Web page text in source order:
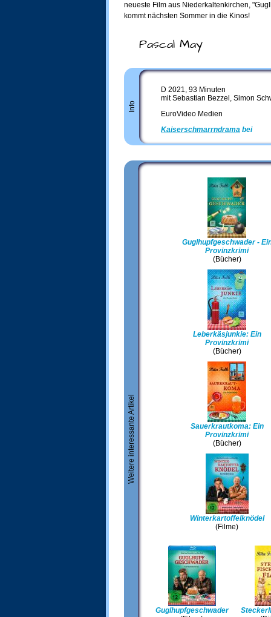
neueste Film aus Niederkaltenkirchen,
kommt nächsten Sommer in die Kinos!
Pascal May
Info
D 2021, 93 Minuten
mit Sebastian Bezzel, Simon
EuroVideo Medien
Kaiserschmarrndrama bei
Weitere interessante Artikel
Guglhupfgeschwader -
Provinzkrimi
(Bücher)
Leberkäsjunkie: Ein
Provinzkrimi
(Bücher)
Sauerkrautkoma: Ein
Provinzkrimi
(Bücher)
Winterkartoffelknödel
(Filme)
Guglhupfgeschwader